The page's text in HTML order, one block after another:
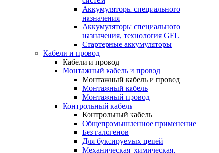
Аккумуляторы специального
назначения
Аккумуляторы специального
назначения, технология GEL
Стартерные аккумуляторы
Кабели и провод
Кабели и провод
Монтажный кабель и провод
Монтажный кабель и провод
Монтажный кабель
Монтажный провод
Контрольный кабель
Контрольный кабель
Общепромышленное применение
Без галогенов
Для буксируемых цепей
Механическая, химическая,